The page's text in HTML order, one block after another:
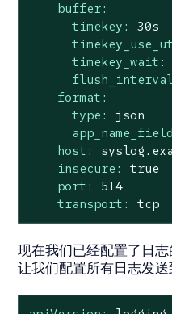
buffer:
timekey:
30s
timekey_wait:
format:
type:
json
host:
insecure:
true
port:
514
transport:
tcp
现在我们已经配置了日志
让我们配置所有日志发